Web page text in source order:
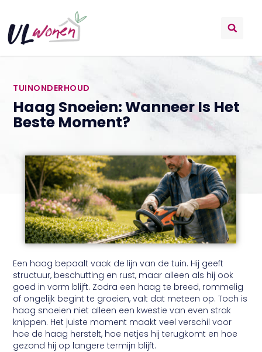
TUINONDERHOUD
Haag Snoeien: Wanneer Is Het
Beste Moment?
Een haag bepaalt vaak de lijn van de tuin. Hij geeft
structuur, beschutting en rust, maar alleen als hij ook
goed in vorm blijft. Zodra een haag te breed, rommelig
of ongelijk begint te groeien, valt dat meteen op. Toch is
haag snoeien niet alleen een kwestie van even strak
knippen. Het juiste moment maakt veel verschil voor
hoe de haag herstelt, hoe netjes hij terugkomt en hoe
gezond hij op langere termijn blijft.